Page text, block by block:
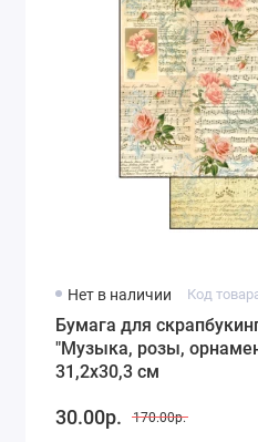
Нет в наличии Код
Бумага для
"Музыка, розы,
31,2х30,3 см
30.00р. 170.00р.